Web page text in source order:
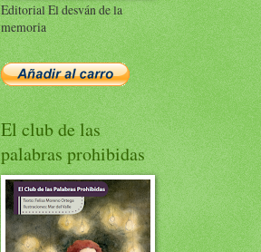
Editorial El desván de la
memoria
El club de las
palabras prohibidas